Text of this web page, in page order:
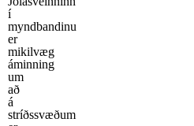
í
myndbandinu
er
mikilvæg
áminning
um
að
á
stríðssvæðum